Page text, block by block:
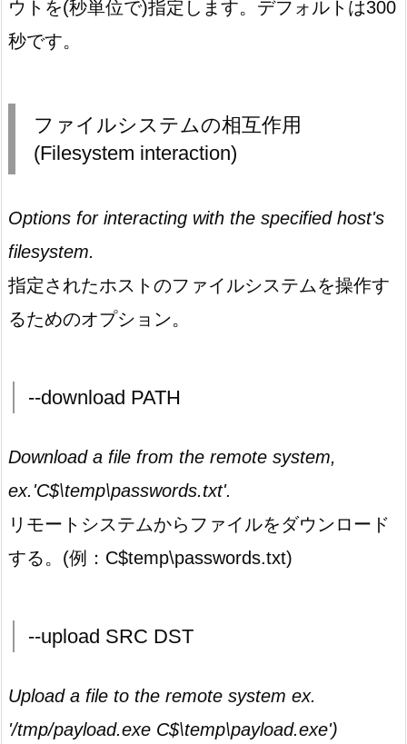
ウトを(秒単位で)指定します。デフォルトは300
秒です。
ファイルシステムの相互作用
(Filesystem interaction)
Options for interacting with the specified host's
filesystem.
指定されたホストのファイルシステムを操作す
るためのオプション。
--download PATH
Download a file from the remote system,
ex.'C$\temp\passwords.txt'.
リモートシステムからファイルをダウンロード
する。(例：C$temp\passwords.txt)
--upload SRC DST
Upload a file to the remote system ex.
'/tmp/payload.exe C$\temp\payload.exe')